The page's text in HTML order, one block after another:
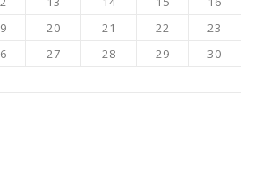
20 21 22
23
27 28 29
30